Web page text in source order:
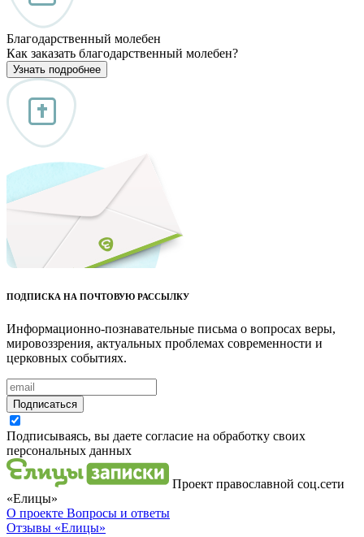
Благодарственный молебен
Как заказать благодарственный молебен?
Узнать подробнее
ПОДПИСКА НА ПОЧТОВУЮ РАССЫЛКУ
Информационно-познавательные письма о вопросах веры,
мировоззрения, актуальных проблемах современности и
церковных событиях.
Подписаться
Подписываясь, вы даете согласие на обработку своих
персональных данных
Проект православной соц.сети
«Елицы»
О проекте Вопросы и ответы
Отзывы «Елицы»